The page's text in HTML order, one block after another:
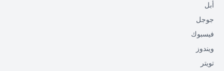
أبل
جوجل
فيسبوك
ويندوز
تويتر